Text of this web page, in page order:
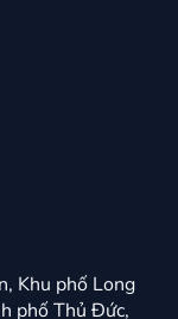
Khu phố Long
phố Thủ Đức,